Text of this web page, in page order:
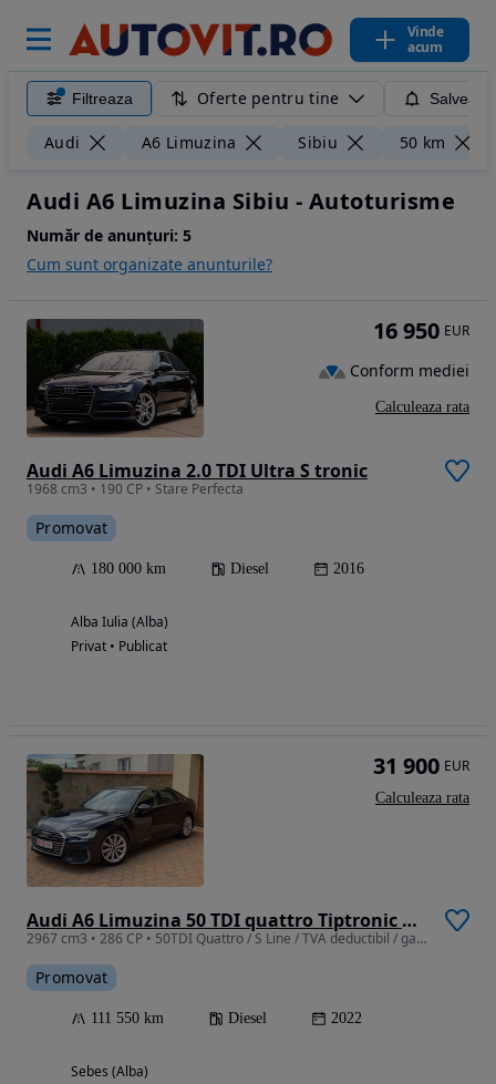
Vinde
acum
Filtreaza Oferte pentru tine
Audi A6 Limuzina Sibiu 50 km
Audi A6 Limuzina Sibiu - Autoturisme
Număr de anunțuri: 5
Cum sunt organizate anunturile?
Audi A6 Limuzina 2.0 TDI Ultra S tronic
1968 cm3 • 190 CP • Stare Perfecta
Promovat
180 000 km Diesel 2016
Alba Iulia (Alba)
Privat • Publicat
16 950 EUR
Conform mediei
Calculeaza rata
Audi A6 Limuzina 50 TDI quattro Tiptronic MHEV S Line
2967 cm3 • 286 CP • 50TDI Quattro / S Line / TVA deductibil / garantie
Promovat
111 550 km Diesel 2022
Sebes (Alba)
31 900 EUR
Calculeaza rata